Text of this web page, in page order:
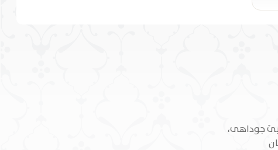
جوداهی،